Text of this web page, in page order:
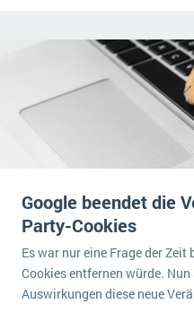
Google beendet die
Party-Cookies
Es war nur eine Frage der
Cookies entfernen würde.
Auswirkungen diese neue